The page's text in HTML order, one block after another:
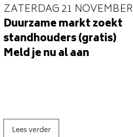
ZATERDAG 21 NOVEMBER
Duurzame markt zoekt
standhouders (gratis)
Meld je nu al aan
Lees verder